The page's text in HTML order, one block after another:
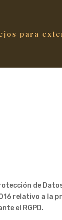
para
de
relativo a la
el RGPD.